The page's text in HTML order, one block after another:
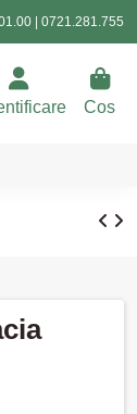
0721.281.755
Cos